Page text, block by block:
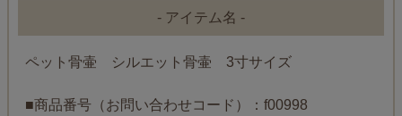
- アイテム名 -
ペット骨壷 シルエット骨壷 3寸サイズ
■商品番号（お問い合わせコード）：f00998